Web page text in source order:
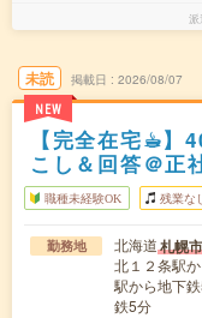
派
未読
NEW
掲載日 2026/08/07
【完全在宅☕︎
こし＆回答＠正
職種未経験OK 残業なし
勤務地 北海道札幌市
北１２条駅
駅から地下
鉄5分